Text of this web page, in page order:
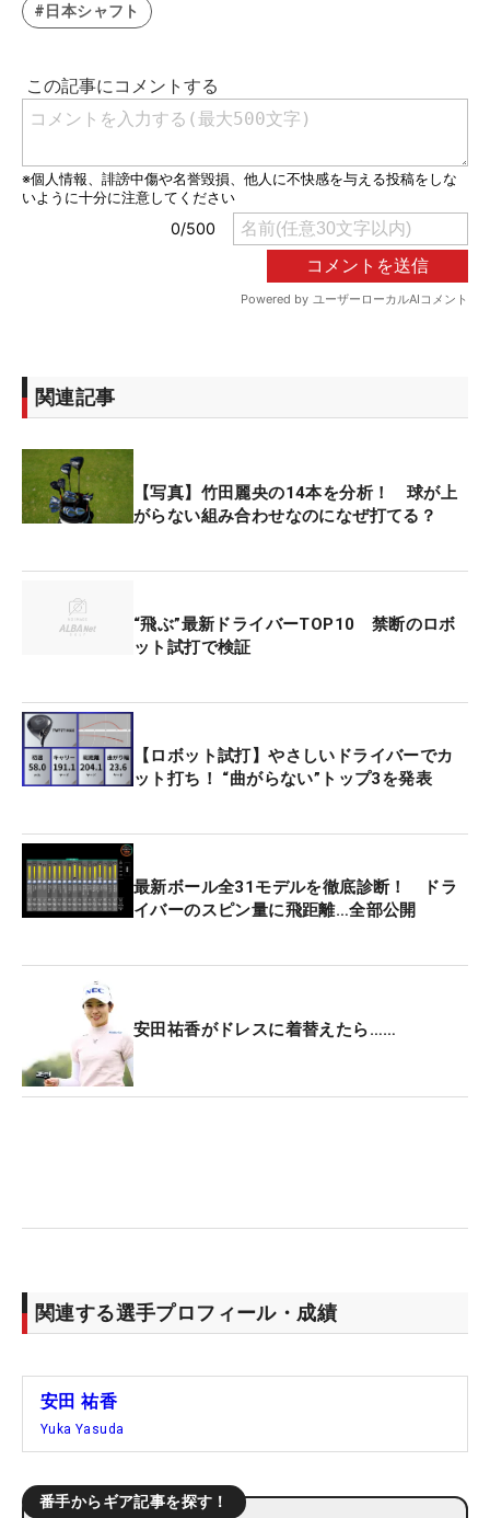
#日本シャフト
関連記事
【写真】竹田麗央の14本を分析！ 球が上
がらない組み合わせなのになぜ打てる？
“飛ぶ”最新ドライバーTOP10 禁断のロボ
ット試打で検証
【ロボット試打】やさしいドライバーでカ
ット打ち！ “曲がらない”トップ3を発表
最新ボール全31モデルを徹底診断！ ドラ
イバーのスピン量に飛距離…全部公開
安田祐香がドレスに着替えたら……
関連する選手プロフィール・成績
安田 祐香
Yuka Yasuda
番手からギア記事を探す！